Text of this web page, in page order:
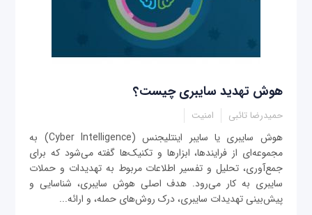
هوش تهدید سایبری چیست؟
حمیدرضا تائبی امنیت
هوش سایبری یا سایبر اینتلیجنس (Cyber Intelligence) به
مجموعه‌ای از فرایندها، ابزارها و تکنیک‌ها گفته می‌شود که برای
جمع‌آوری، تحلیل و تفسیر اطلاعات مربوط به تهدیدات و حملات
سایبری به کار می‌رود. هدف اصلی هوش سایبری، شناسایی و
پیش‌بینی تهدیدات سایبری، درک روش‌های حمله، و ارائه...